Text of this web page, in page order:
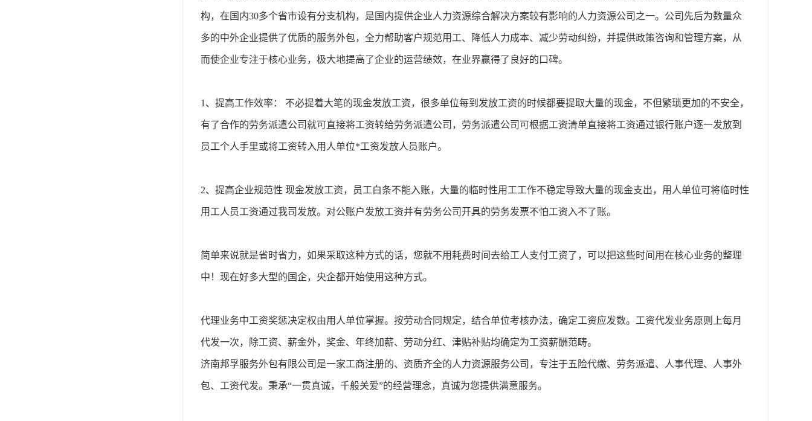
构，在国内30多个省市设有分支机构，是国内提供企业人力资源综合解决方案较有影响的人力资源公司之一。公司先后为数量众
多的中外企业提供了优质的服务外包，全力帮助客户规范用工、降低人力成本、减少劳动纠纷，并提供政策咨询和管理方案，从
而使企业专注于核心业务，极大地提高了企业的运营绩效，在业界赢得了良好的口碑。
1、提高工作效率： 不必提着大笔的现金发放工资，很多单位每到发放工资的时候都要提取大量的现金，不但繁琐更加的不安全，
有了合作的劳务派遣公司就可直接将工资转给劳务派遣公司，劳务派遣公司可根据工资清单直接将工资通过银行账户逐一发放到
员工个人手里或将工资转入用人单位*工资发放人员账户。
2、提高企业规范性 现金发放工资，员工白条不能入账，大量的临时性用工工作不稳定导致大量的现金支出，用人单位可将临时性
用工人员工资通过我司发放。对公账户发放工资并有劳务公司开具的劳务发票不怕工资入不了账。
简单来说就是省时省力，如果采取这种方式的话，您就不用耗费时间去给工人支付工资了，可以把这些时间用在核心业务的整理
中！现在好多大型的国企，央企都开始使用这种方式。
代理业务中工资奖惩决定权由用人单位掌握。按劳动合同规定，结合单位考核办法，确定工资应发数。工资代发业务原则上每月
代发一次，除工资、薪金外，奖金、年终加薪、劳动分红、津贴补贴均确定为工资薪酬范畴。
济南邦孚服务外包有限公司是一家工商注册的、资质齐全的人力资源服务公司，专注于五险代缴、劳务派遣、人事代理、人事外
包、工资代发。秉承“一贯真诚，千般关爱”的经营理念，真诚为您提供满意服务。